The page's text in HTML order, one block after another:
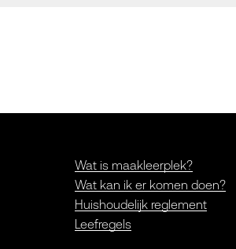
Wat is maakleerplek?
Wat kan ik er komen doen?
Huishoudelijk reglement
Leefregels